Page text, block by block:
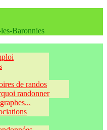
Baronnies
de randos
randonner